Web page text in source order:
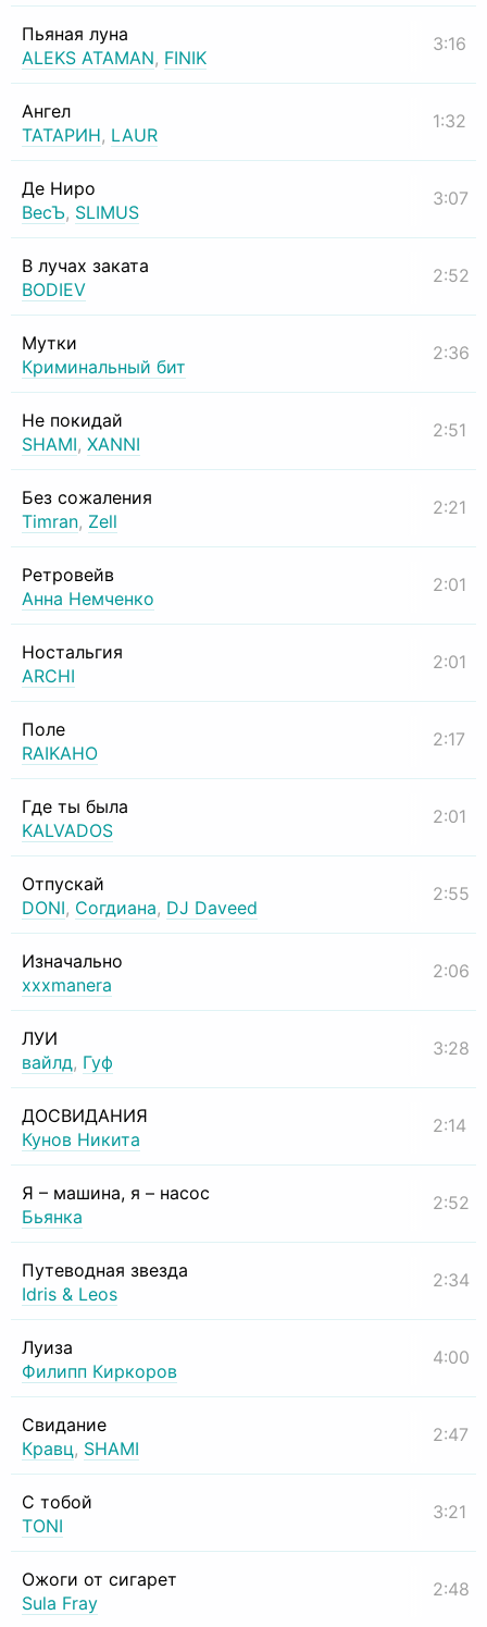
Пьяная луна
ALEKS ATAMAN, FINIK
3:16
Ангел
ТАТАРИН, LAUR
1:32
Де Ниро
ВесЪ, SLIMUS
3:07
В лучах заката
BODIEV
2:52
Мутки
Криминальный бит
2:36
Не покидай
SHAMI, XANNI
2:51
Без сожаления
Timran, Zell
2:21
Ретровейв
Анна Немченко
2:01
Ностальгия
ARCHI
2:01
Поле
RAIKAHO
2:17
Где ты была
KALVADOS
2:01
Отпускай
DONI, Согдиана, DJ Daveed
2:55
Изначально
xxxmanera
2:06
ЛУИ
вайлд, Гуф
3:28
ДОСВИДАНИЯ
Кунов Никита
2:14
Я – машина, я – насос
Бьянка
2:52
Путеводная звезда
Idris & Leos
2:34
Луиза
Филипп Киркоров
4:00
Свидание
Кравц, SHAMI
2:47
С тобой
TONI
3:21
Ожоги от сигарет
Sula Fray
2:48